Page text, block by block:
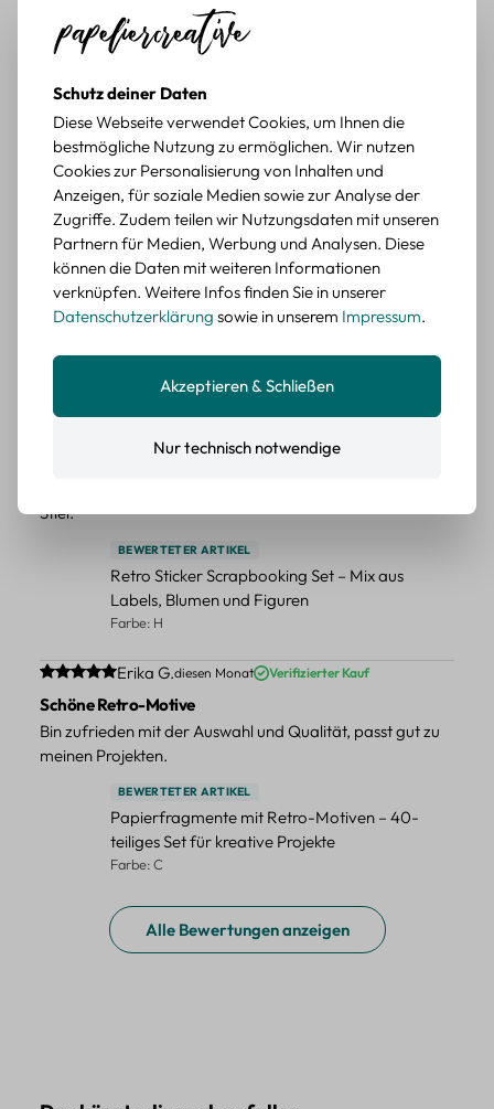
Tolle Motive, Briefmarken gehen zu vielen Projekten,
würde sie wieder kaufen.
BEWERTETER ARTIKEL
Retro Briefmarken Sticker Set – 45 Papier-
Sticker mit Wald- und Tiermotiven
Durchschnittliche Bewertung von 5 von 5 Sternen
Erika G. diesen Monat Verifizierter Kauf
Schöne Motive
Die Sticker passen gut zu meinen Büchern, würde sie
wieder kaufen.
BEWERTETER ARTIKEL
verschiedene Motive
Stiel.
BEWERTETER ARTIKEL
Retro Sticker Scrapbooking Set – Mix aus
Labels, Blumen und Figuren
Farbe: H
Durchschnittliche Bewertung von 5 von 5 Sternen
Erika G.diesen Monat Verifizierter Kauf
Schöne Retro-Motive
Bin zufrieden mit der Auswahl und Qualität, passt gut zu
meinen Projekten.
BEWERTETER ARTIKEL
Papierfragmente mit Retro-Motiven – 40-
teiliges Set für kreative Projekte
Farbe: C
Alle Bewertungen anzeigen
Schutz deiner Daten
Diese Webseite verwendet Cookies, um Ihnen die
bestmögliche Nutzung zu ermöglichen. Wir nutzen
Cookies zur Personalisierung von Inhalten und
Anzeigen, für soziale Medien sowie zur Analyse der
Zugriffe. Zudem teilen wir Nutzungsdaten mit unseren
Partnern für Medien, Werbung und Analysen. Diese
können die Daten mit weiteren Informationen
verknüpfen. Weitere Infos finden Sie in unserer
Datenschutzerklärung sowie in unserem Impressum.
Nur technisch notwendige
Akzeptieren & Schließen